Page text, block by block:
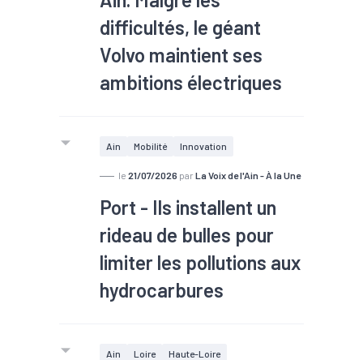
entreprise familiale qui se cherche
aujourd’hui de nouveaux relais de
croissance du côté des petits
véhicules électriques, des drones et
explore la robotique humanoïde.
difficultés, le géant
Volvo maintient ses
ambitions électriques
À Belley, l’entreprise suédoise
complète de minipelles électriques
d’ici 2027. Heurtées aux réalités du
marché, les ambitions de Volvo ont
pris du retard, mais les dirigeants
restent confiants.
Ain Mobilité Innovation
le 21/07/2026 par La Voix de l'Ain - À la Une
Port - Ils installent un
rideau de bulles pour
limiter les pollutions aux
hydrocarbures
Ain Loire
Haute-Loire